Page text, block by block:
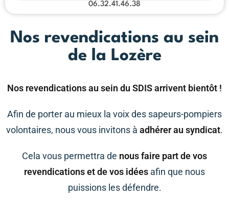
06.32.41.46.38
Nos revendications au sein
de la Lozère
Nos revendications au sein du SDIS arrivent bientôt !
Afin de porter au mieux la voix des sapeurs-pompiers
volontaires, nous vous invitons à adhérer au syndicat.
Cela vous permettra de nous faire part de vos
revendications et de vos idées afin que nous
puissions les défendre.